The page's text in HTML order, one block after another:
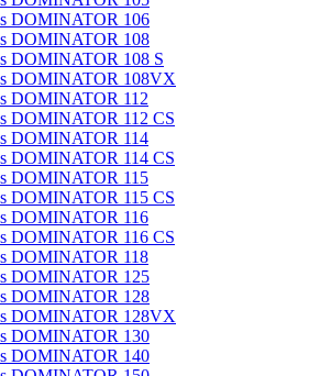
DOMINATOR 106
DOMINATOR 108
DOMINATOR 108 S
DOMINATOR 108VX
DOMINATOR 112
DOMINATOR 112 CS
DOMINATOR 114
DOMINATOR 114 CS
DOMINATOR 115
DOMINATOR 115 CS
DOMINATOR 116
DOMINATOR 116 CS
DOMINATOR 118
DOMINATOR 125
DOMINATOR 128
DOMINATOR 128VX
DOMINATOR 130
DOMINATOR 140